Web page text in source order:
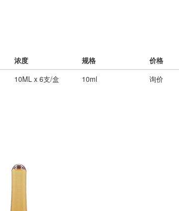
浓度 规格
价格
10ML x 6支/盒 10ml 询价